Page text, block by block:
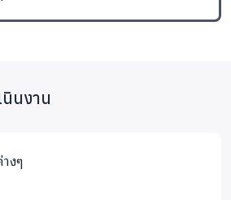
าร :
น 97 คน ได้รับการพัฒนาด้านการศึกษาที่
นงาน
งๆ